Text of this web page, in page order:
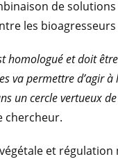
de
les
homologué et doit
va permettre d’agir
un cercle vertueux
chercheur.
et